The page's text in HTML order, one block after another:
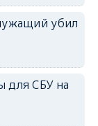
erid: 2SDnjdvhGXG
убил
для СБУ на